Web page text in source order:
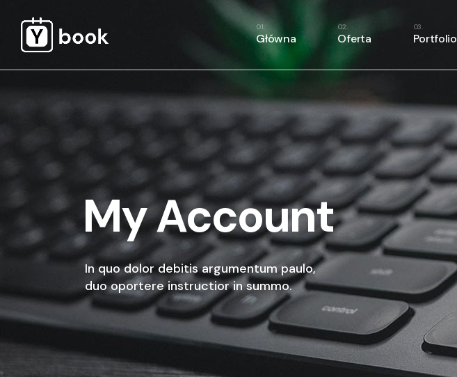
Główna Oferta
Silnik rezerwacyjny
Recepcja online
Wirtualna księgowość
Synchronizacje
Raporty i analityka
Portfolio
Silnik rezerwacyjny
Recepcja online
Wirtualna księgowość
Synchronizacje
Raporty i analityka
My Account
In quo dolor debitis argumentum paulo,
duo oportere instructior in summo.